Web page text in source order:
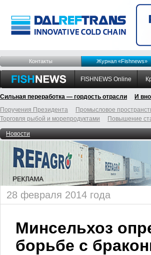
Контакты Журнал «Fishnews»
FISHNEWS Online
Сильная переработка — гордость отрасли И
Поручения Президента
Промысловое
Торговля рыбой и морепродуктами
Повышение
Новости
28 февраля 2014 года
Минсельхоз
борьбе с